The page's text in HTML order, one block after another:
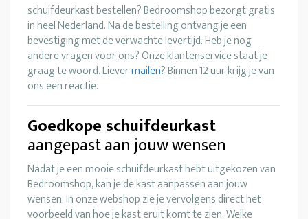
schuifdeurkast bestellen? Bedroomshop bezorgt gratis
in heel Nederland. Na de bestelling ontvang je een
bevestiging met de verwachte levertijd. Heb je nog
andere vragen voor ons? Onze klantenservice staat je
graag te woord. Lievermailen? Binnen 12 uur krijg je van
ons een reactie.
Goedkope schuifdeurkast
aangepast aan jouw wensen
Nadat je een mooie schuifdeurkast hebt uitgekozen van
Bedroomshop, kan je de kast aanpassen aan jouw
wensen. In onze webshop zie je vervolgens direct het
voorbeeld van hoe je kast eruit komt te zien. Welke